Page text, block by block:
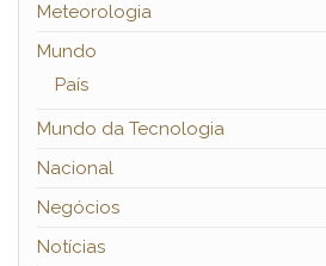
Meteorologia
Mundo
País
Mundo da Tecnologia
Nacional
Negócios
Notícias